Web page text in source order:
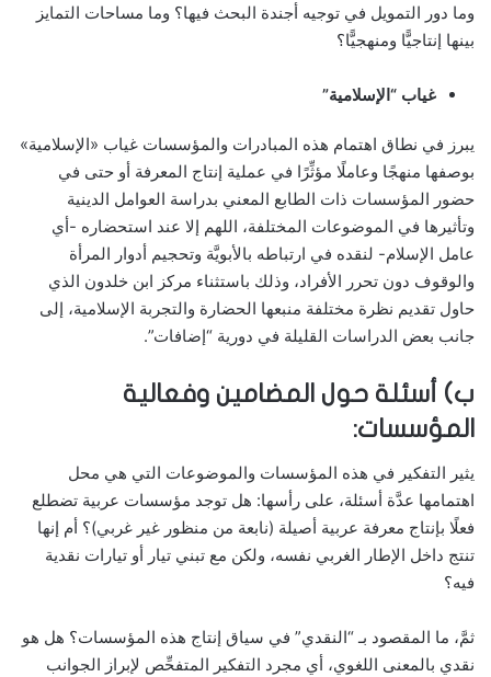
وما دور التمويل في توجيه أجندة البحث فيها؟ وما مساحات التمايز
بينها إنتاجيًّا ومنهجيًّا؟
غياب “الإسلامية”
يبرز في نطاق اهتمام هذه المبادرات والمؤسسات غياب «الإسلامية»
بوصفها منهجًا وعاملًا مؤثِّرًا في عملية إنتاج المعرفة أو حتى في
حضور المؤسسات ذات الطابع المعني بدراسة العوامل الدينية
وتأثيرها في الموضوعات المختلفة، اللهم إلا عند استحضاره -أي
عامل الإسلام- لنقده في ارتباطه بالأبويَّة وتحجيم أدوار المرأة
والوقوف دون تحرر الأفراد، وذلك باستثناء مركز ابن خلدون الذي
حاول تقديم نظرة مختلفة منبعها الحضارة والتجربة الإسلامية، إلى
جانب بعض الدراسات القليلة في دورية “إضافات”.
ب‌) أسئلة حول المضامين وفعالية
المؤسسات:
يثير التفكير في هذه المؤسسات والموضوعات التي هي محل
اهتمامها عدَّة أسئلة، على رأسها: هل توجد مؤسسات عربية تضطلع
فعلًا بإنتاج معرفة عربية أصيلة (نابعة من منظور غير غربي)؟ أم إنها
تنتج داخل الإطار الغربي نفسه، ولكن مع تبني تيار أو تيارات نقدية
فيه؟
ثمَّ، ما المقصود بـ “النقدي” في سياق إنتاج هذه المؤسسات؟ هل هو
نقدي بالمعنى اللغوي، أي مجرد التفكير المتفحِّص لإبراز الجوانب